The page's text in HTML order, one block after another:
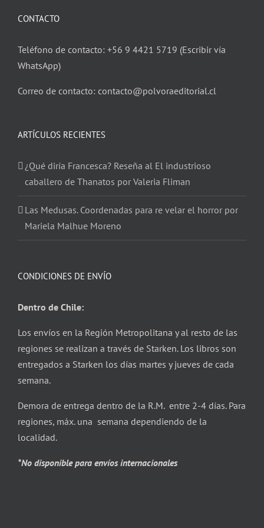
CONTACTO
Teléfono de contacto: +56 9 4421 5719 (Escribir vía
WhatsApp)
Correo de contacto: contacto@polvoraeditorial.cl
ARTÍCULOS RECIENTES
¿Qué diría Francesca? Reseña al El industrioso
caballero de Thanatos por Valeria Fliman
Las Medusas. Coordenadas para re velar el horror por
Mariela Malhue Moreno
CONDICIONES DE ENVÍO
Dentro de Chile:
Los envíos en la Región Metropolitana y al resto de las
regiones se realizan a través de Starken. Los libros son
entregados a Starken los días martes y jueves de cada
semana.
Demora de entrega dentro de la R.M. entre 2-4 días. Para
regiones, máx. una semana dependiendo de la
localidad.
*No disponible para envíos internacionales